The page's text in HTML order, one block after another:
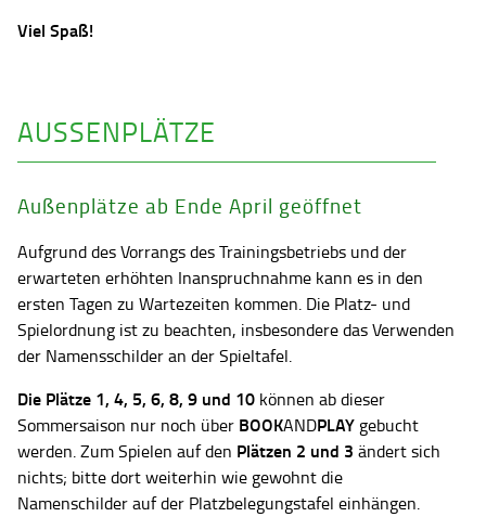
Viel Spaß!
AUSSENPLÄTZE
Außenplätze ab Ende April geöffnet
Aufgrund des Vorrangs des Trainingsbetriebs und der
erwarteten erhöhten Inanspruchnahme kann es in den
ersten Tagen zu Wartezeiten kommen. Die Platz- und
Spielordnung ist zu beachten, insbesondere das Verwenden
der Namensschilder an der Spieltafel.
Die Plätze 1, 4, 5, 6, 8, 9 und 10 können ab dieser
Sommersaison nur noch über BOOKANDPLAY gebucht
werden. Zum Spielen auf den Plätzen 2 und 3 ändert sich
nichts; bitte dort weiterhin wie gewohnt die
Namenschilder auf der Platzbelegungstafel einhängen.